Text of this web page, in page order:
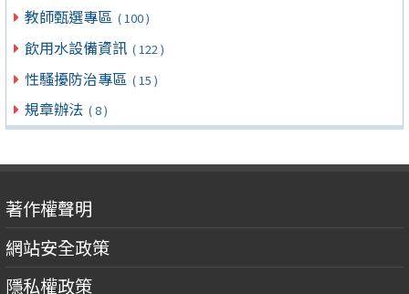
教師甄選專區 ( 100 )
飲用水設備資訊 ( 122 )
性騷擾防治專區 ( 15 )
規章辦法 ( 8 )
著作權聲明
網站安全政策
隱私權政策